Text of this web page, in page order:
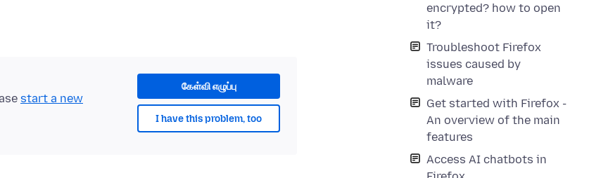
encrypted? how to open
it?
Troubleshoot Firefox
issues caused by
malware
Get started with Firefox -
An overview of the main
features
Access AI chatbots in
கேள்வி எழுப்பு
I have this problem, too
start a new